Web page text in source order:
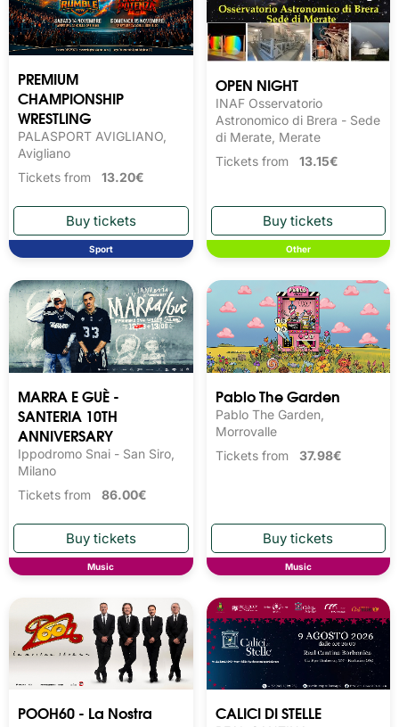
PREMIUM
CHAMPIONSHIP
WRESTLING
PALASPORT AVIGLIANO,
Avigliano
Tickets from 13.20€
Sport
OPEN NIGHT
INAF Osservatorio
Astronomico di Brera - Sede
di Merate, Merate
Tickets from 13.15€
Other
MARRA E GUÈ -
SANTERIA 10TH
ANNIVERSARY
Ippodromo Snai - San Siro,
Milano
Tickets from 86.00€
Music
Pablo The Garden
Pablo The Garden,
Morrovalle
Tickets from 37.98€
Music
POOH60 - La Nostra
CALICI DI STELLE